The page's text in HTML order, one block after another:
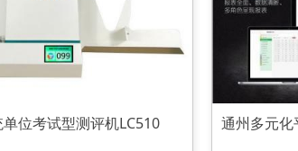
位考试型测评机LC510 通州多元化